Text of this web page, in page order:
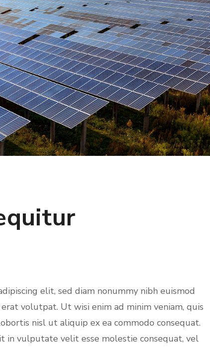
elit, sed diam nonummy nibh euismod
volutpat. Ut wisi enim ad minim veniam, quis
nisl ut aliquip ex ea commodo consequat.
in vulputate velit esse molestie consequat, vel